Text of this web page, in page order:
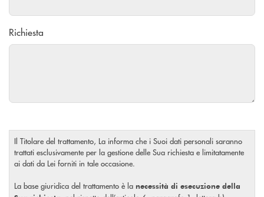
Richiesta
Il Titolare del trattamento, La informa che i Suoi dati personali saranno
trattati esclusivamente per la gestione delle Sua richiesta e limitatamente
ai dati da Lei forniti in tale occasione.
La base giuridica del trattamento è la necessità di esecuzione della